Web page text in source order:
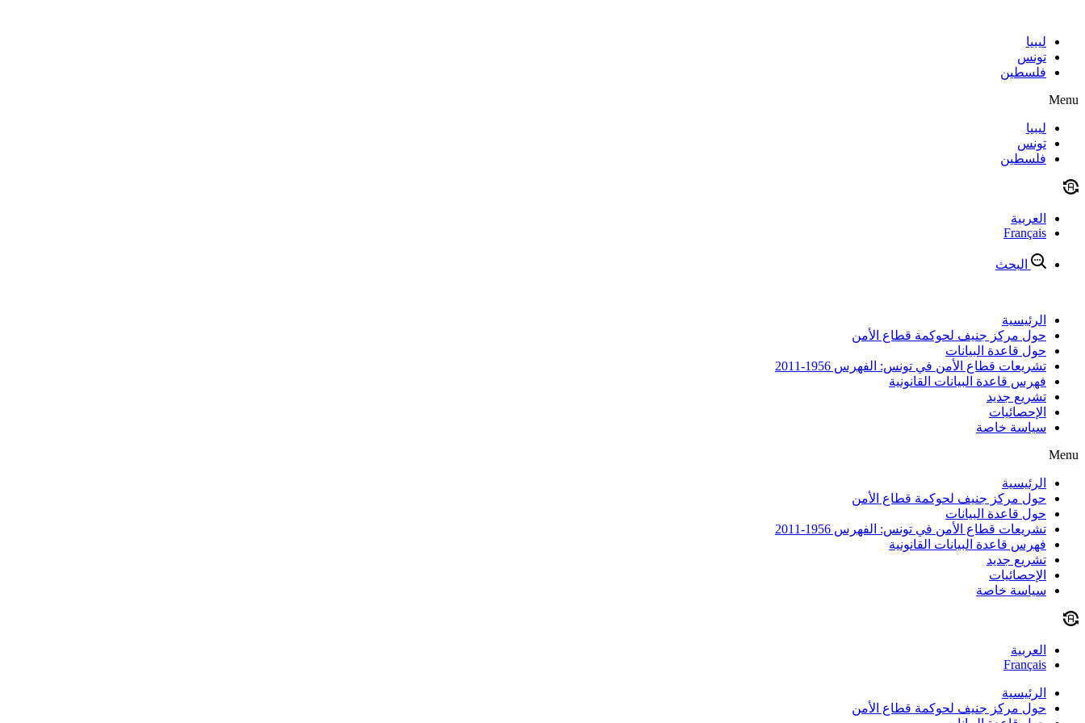
contentليبيا
تونس
فلسطين
Menu
ليبيا
تونس
فلسطين
العربية
Français
البحث
الرئيسية
حول مركز جنيف لحوكمة قطاع الأمن
حول قاعدة البيانات
تشريعات قطاع الأمن في تونس: الفهرس 1956-2011
فهرس قاعدة البيانات القانونية
تشريع جديد
الإحصائيات
سياسة خاصة
Menu
الرئيسية
حول مركز جنيف لحوكمة قطاع الأمن
حول قاعدة البيانات
تشريعات قطاع الأمن في تونس: الفهرس 1956-2011
فهرس قاعدة البيانات القانونية
تشريع جديد
الإحصائيات
سياسة خاصة
العربية
Français
الرئيسية
حول مركز جنيف لحوكمة قطاع الأمن